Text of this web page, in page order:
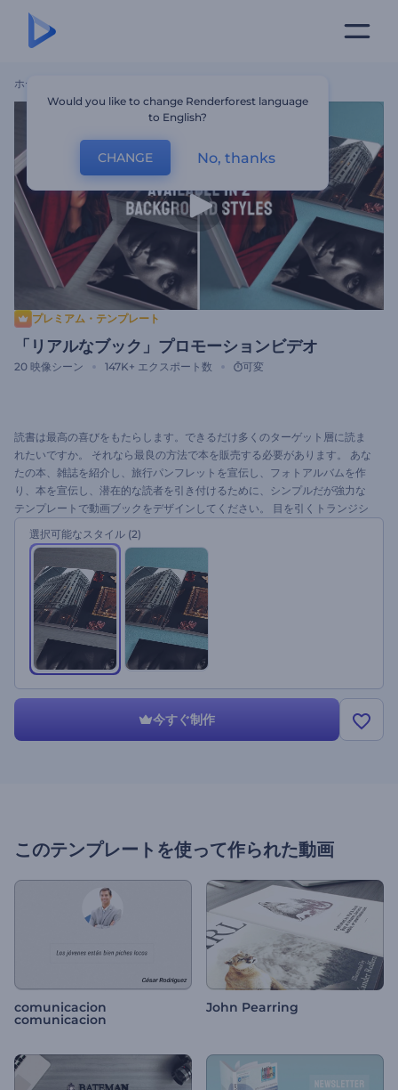
ホーム
プレミアム・テンプレート
「リアルなブック」プロモーションビデオ
20 映像シーン 147K+ エクスポート数 可変
読書は最高の喜びをもたらします。できるだけ多くのターゲット層に読ま
れたいですか。 それなら最良の方法で本を販売する必要があります。 あな
たの本、雑誌を紹介し、旅行パンフレットを宣伝し、フォトアルバムを作
り、本を宣伝し、潜在的な読者を引き付けるために、シンプルだが強力な
テンプレートで動画ブックをデザインしてください。 目を引くトランジシ
ョンで満たされたリアルなブックプロモーション用のテンプレートの特別
な視覚効果と完全にアニメーション化されたシーンを最大限にご活用くだ
ルをアップロードして、ユニークなストーリーを無料で作成しましょう。
選択可能なスタイル (2)
今すぐ制作
このテンプレートを使って作られた動画
comunicacion
comunicacion
John Pearring
Would you like to change Renderforest language
to English?
CHANGE No, thanks